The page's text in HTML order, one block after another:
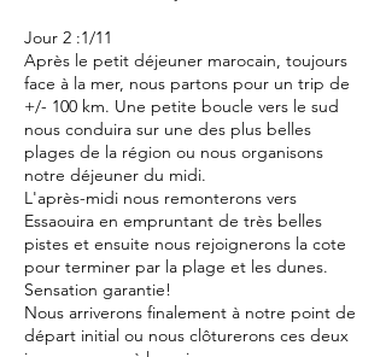
Jour 2 :1/11
Après le petit déjeuner marocain, toujours
face à la mer, nous partons pour un trip de
+/- 100 km. Une petite boucle vers le sud
nous conduira sur une des plus belles
plages de la région ou nous organisons
notre déjeuner du midi.
L'après-midi nous remonterons vers
Essaouira en empruntant de très belles
pistes et ensuite nous rejoignerons la cote
pour terminer par la plage et les dunes.
Sensation garantie!
Nous arriverons finalement à notre point de
départ initial ou nous clôturerons ces deux